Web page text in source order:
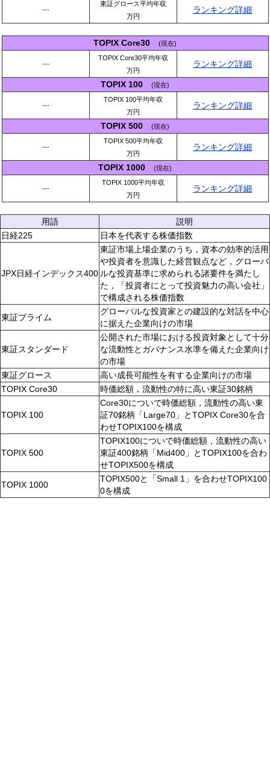
---
東証グロース平均年収
万円
ランキング詳細
TOPIX Core30 (現在)
---
TOPIX Core30平均年収
万円
ランキング詳細
TOPIX 100 (現在)
---
TOPIX 100平均年収
万円
ランキング詳細
TOPIX 500 (現在)
---
TOPIX 500平均年収
万円
ランキング詳細
TOPIX 1000 (現在)
---
TOPIX 1000平均年収
万円
ランキング詳細
用語
説明
日経225
日本を代表する株価指数
JPX日経インデックス400
東証市場上場企業のうち，資本の効率的活用
や投資者を意識した経営観点など，グローバ
ルな投資基準に求められる諸要件を満たし
た，「投資者にとって投資魅力の高い会社」
で構成される株価指数
東証プライム
グローバルな投資家との建設的な対話を中心
に据えた企業向けの市場
東証スタンダード
公開された市場における投資対象として十分
な流動性とガバナンス水準を備えた企業向け
の市場
東証グロース
高い成長可能性を有する企業向けの市場
TOPIX Core30
時価総額，流動性の特に高い東証30銘柄
TOPIX 100
Core30についで時価総額，流動性の高い東
証70銘柄「Large70」とTOPIX Core30を合
わせTOPIX100を構成
TOPIX 500
TOPIX100についで時価総額，流動性の高い
東証400銘柄「Mid400」とTOPIX100を合わ
せTOPIX500を構成
TOPIX 1000
TOPIX500と「Small 1」を合わせTOPIX100
0を構成